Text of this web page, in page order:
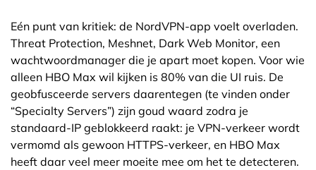
Eén punt van kritiek: de NordVPN-app voelt overladen.
Threat Protection, Meshnet, Dark Web Monitor, een
wachtwoordmanager die je apart moet kopen. Voor wie
alleen HBO Max wil kijken is 80% van die UI ruis. De
geobfusceerde servers daarentegen (te vinden onder
“Specialty Servers”) zijn goud waard zodra je
standaard-IP geblokkeerd raakt: je VPN-verkeer wordt
vermomd als gewoon HTTPS-verkeer, en HBO Max
heeft daar veel meer moeite mee om het te detecteren.